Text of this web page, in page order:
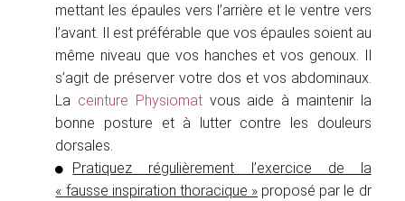
mettant les épaules vers l’arrière et le ventre vers
l’avant. Il est préférable que vos épaules soient au
même niveau que vos hanches et vos genoux. Il
s’agit de préserver votre dos et vos abdominaux.
La ceinture Physiomatvous aide à maintenir la
bonne posture et à lutter contre les douleurs
dorsales.
Pratiquez régulièrement l’exercice de la
« fausse inspiration thoracique » proposé par le dr